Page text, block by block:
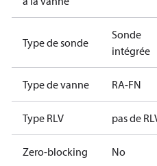
Type de sonde
Sonde
intégrée
Type de vanne RA-FN
Type RLV pas de
Zero-blocking No